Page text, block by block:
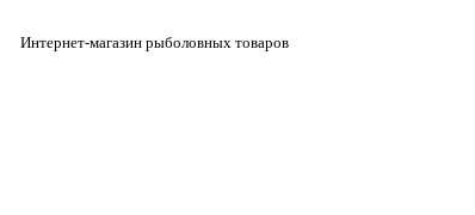
Интернет-магазин рыболовных товаров